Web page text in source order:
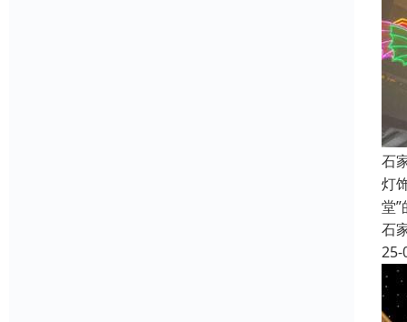
石
灯
堂
石
25-